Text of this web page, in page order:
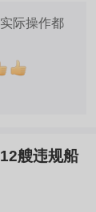
实际操作都